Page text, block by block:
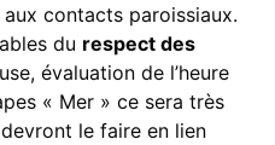
contacts paroissiaux.
du respect des
évaluation de l’heure
« Mer » ce sera très
le faire en lien